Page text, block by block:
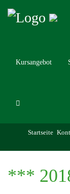
Kursangebot
Startseite
***